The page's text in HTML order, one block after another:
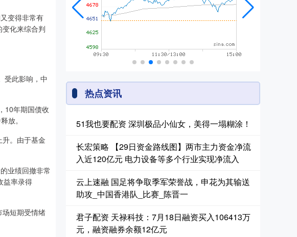
变得非常有
化来综合判
此影响，中
10年期国债收
放。
。由于基金
业绩回撤非常
益率录得
短期受情绪
热点资讯
51我也要配资 深圳极品小仙女，美得一塌糊涂！
长宏策略 【29日资金路线图】两市主力资金净流
入近120亿元 电力设备等多个行业实现净流入
云上速融 国足将争取季军荣誉战，申花为其输送
助攻_中国香港队_比赛_陈晋一
君子配资 天禄科技：7月18日融资买入106413万
元，融资融券余额12亿元